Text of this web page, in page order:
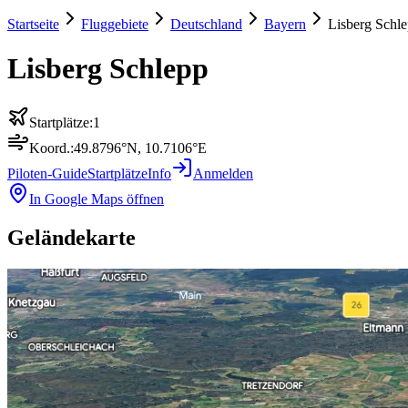
Startseite Fluggebiete Deutschland Bayern Lisberg
Lisberg Schlepp
Startplätze:1
Koord.:49.8796°N, 10.7106°E
Piloten-GuideStartplätzeInfo
Anmelden
In Google Maps öffnen
Geländekarte